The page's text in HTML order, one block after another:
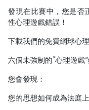
發現在比賽中，您是否
性心理遊戲錯誤！
下載我們的免費網球心
六個未強制的“心理遊戲
您會發現：
您的思想如何成為法庭